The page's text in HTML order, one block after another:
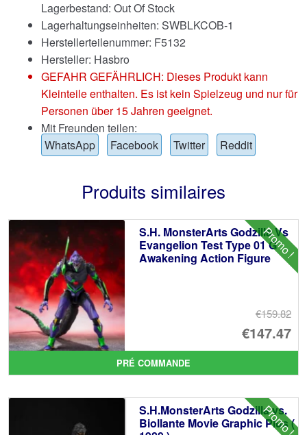
Lagerbestand: Out Of Stock
Lagerhaltungseinheiten: SWBLKCOB-1
Herstellerteilenummer: F5132
Hersteller: Hasbro
GEFAHR GEFÄHRLICH: Dieses Produkt kann
Kleinteile enthalten. Es ist kein Spielzeug und nur für
Personen über 15 Jahren geeignet.
Mit Freunden teilen:
WhatsApp
Facebook Twitter Reddit
Produits similaires
Promo !
S.H. MonsterArts Godzilla Vs
Evangelion Test Type 01 G
Awakening Action Figure
€159.82
Le
€147.47
Le
PRÉ COMMANDE
Promo !
S.H.MonsterArts Godzilla vs.
Biollante Movie Graphic Plus (